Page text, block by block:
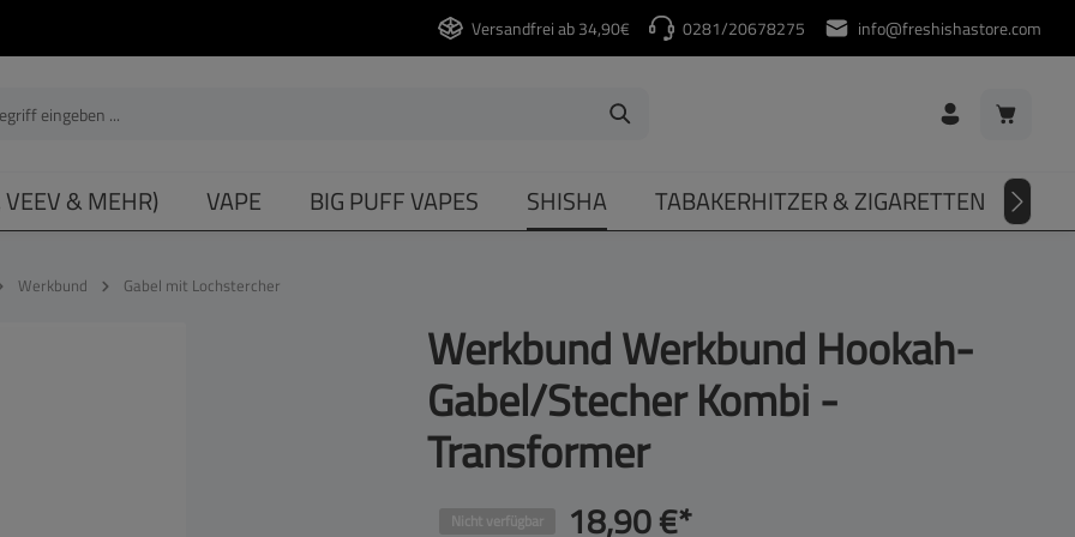
Versandfrei ab 34,90€ 0281/20678275 info@freshishastore.com
VEEV & MEHR) VAPE BIG PUFF VAPES SHISHA TABAKERHITZER & ZIGARETTEN
Werkbund Gabel mit Lochstercher
Werkbund Werkbund Hookah-
Gabel/Stecher Kombi -
Transformer
Nicht verfügbar 18,90 €*